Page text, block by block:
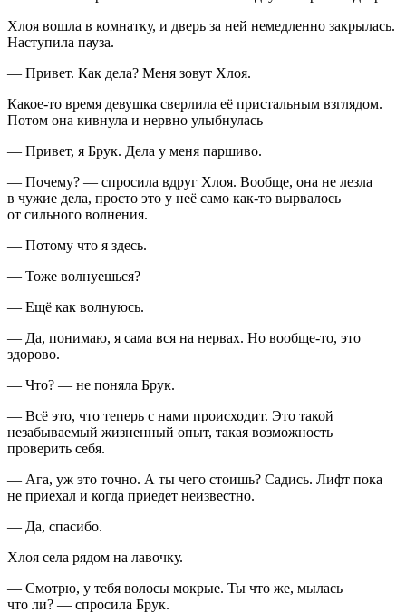
Хлоя вошла в комнатку, и дверь за ней немедленно закрылась.
Наступила пауза.
— Привет. Как дела? Меня зовут Хлоя.
Какое-то время девушка сверлила её пристальным взглядом.
Потом она кивнула и нервно улыбнулась
— Привет, я Брук. Дела у меня паршиво.
— Почему? — спросила вдруг Хлоя. Вообще, она не лезла
в чужие дела, просто это у неё само как-то вырвалось
от сильного волнения.
— Потому что я здесь.
— Тоже волнуешься?
— Ещё как волнуюсь.
— Да, понимаю, я сама вся на нервах. Но вообще-то, это
здорово.
— Что? — не поняла Брук.
— Всё это, что теперь с нами происходит. Это такой
незабываемый жизненный опыт, такая возможность
проверить себя.
— Ага, уж это точно. А ты чего стоишь? Садись. Лифт пока
не приехал и когда приедет неизвестно.
— Да, спасибо.
Хлоя села рядом на лавочку.
— Смотрю, у тебя волосы мокрые. Ты что же, мылась
что ли? — спросила Брук.